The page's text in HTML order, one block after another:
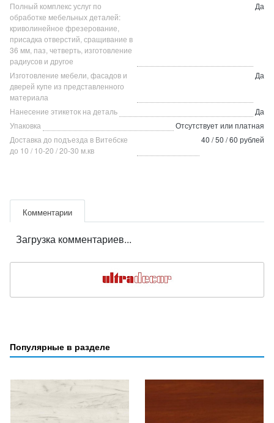
Полный комплекс услуг по
обработке мебельных деталей:
криволинейное фрезерование,
присадка отверстий, сращивание в
36 мм, паз, четверть, изготовление
радиусов и другое
Да
Изготовление мебели, фасадов и
дверей купе из представленного
материала
Да
Нанесение этикеток на деталь
Да
Упаковка
Отсутствует или платная
Доставка до подъезда в Витебске
до 10 / 10-20 / 20-30 м.кв
40 / 50 / 60 рублей
Комментарии
Загрузка комментариев...
Популярные в разделе